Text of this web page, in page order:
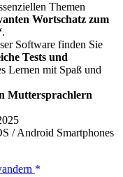
Themen
Wortschatz zum
.
Software finden Sie
Tests und
Lernen mit Spaß und
Muttersprachlern
/ Android Smartphones